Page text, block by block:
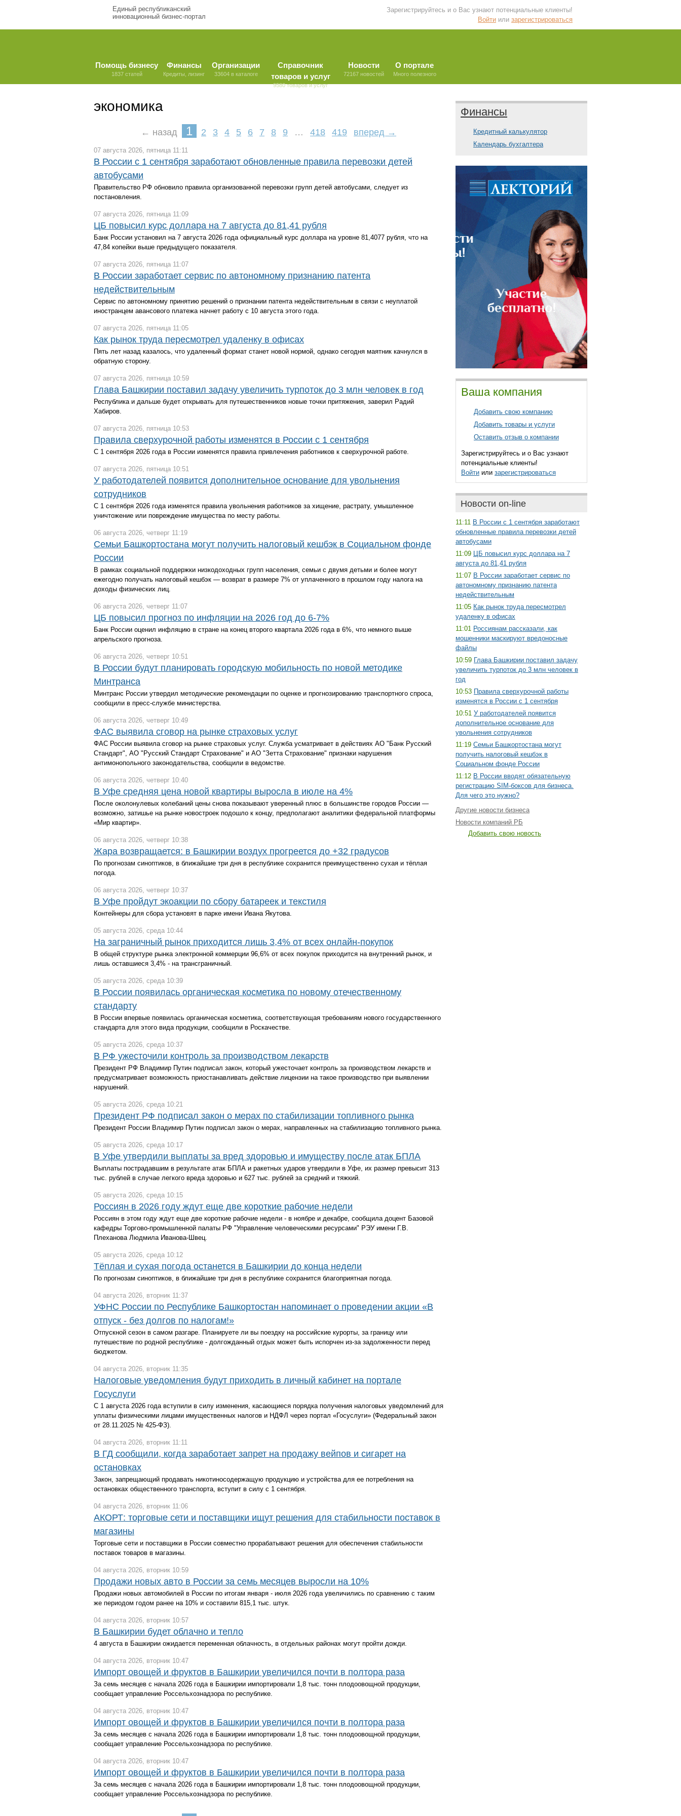
Единый республиканский
инновационный бизнес-портал
Зарегистрируйтесь и о Вас узнают потенциальные клиенты!
Войти или зарегистрироваться
Помощь бизнесу
1837 статей
Финансы
Кредиты, лизинг
Организации
33604 в каталоге
Справочник
товаров и услуг
9580 товаров и услуг
Новости
72167 новостей
О портале
Много полезного
экономика
← назад 1 2 3 4 5 6 7 8 9 … 418 419 вперед →
07 августа 2026, пятница 11:11
В России с 1 сентября заработают обновленные правила перевозки детей
автобусами
Правительство РФ обновило правила организованной перевозки групп детей автобусами, следует из
постановления.
07 августа 2026, пятница 11:09
ЦБ повысил курс доллара на 7 августа до 81,41 рубля
Банк России установил на 7 августа 2026 года официальный курс доллара на уровне 81,4077 рубля, что на
47,84 копейки выше предыдущего показателя.
07 августа 2026, пятница 11:07
В России заработает сервис по автономному признанию патента
недействительным
Сервис по автономному принятию решений о признании патента недействительным в связи с неуплатой
иностранцем авансового платежа начнет работу с 10 августа этого года.
07 августа 2026, пятница 11:05
Как рынок труда пересмотрел удаленку в офисах
Пять лет назад казалось, что удаленный формат станет новой нормой, однако сегодня маятник качнулся в
обратную сторону.
07 августа 2026, пятница 10:59
Глава Башкирии поставил задачу увеличить турпоток до 3 млн человек в год
Республика и дальше будет открывать для путешественников новые точки притяжения, заверил Радий
Хабиров.
07 августа 2026, пятница 10:53
Правила сверхурочной работы изменятся в России с 1 сентября
С 1 сентября 2026 года в России изменятся правила привлечения работников к сверхурочной работе.
07 августа 2026, пятница 10:51
У работодателей появится дополнительное основание для увольнения
сотрудников
С 1 сентября 2026 года изменятся правила увольнения работников за хищение, растрату, умышленное
уничтожение или повреждение имущества по месту работы.
06 августа 2026, четверг 11:19
Семьи Башкортостана могут получить налоговый кешбэк в Социальном фонде
России
В рамках социальной поддержки низкодоходных групп населения, семьи с двумя детьми и более могут
ежегодно получать налоговый кешбэк — возврат в размере 7% от уплаченного в прошлом году налога на
доходы физических лиц.
06 августа 2026, четверг 11:07
ЦБ повысил прогноз по инфляции на 2026 год до 6-7%
Банк России оценил инфляцию в стране на конец второго квартала 2026 года в 6%, что немного выше
апрельского прогноза.
06 августа 2026, четверг 10:51
В России будут планировать городскую мобильность по новой методике
Минтранса
Минтранс России утвердил методические рекомендации по оценке и прогнозированию транспортного спроса,
сообщили в пресс-службе министерства.
06 августа 2026, четверг 10:49
ФАС выявила сговор на рынке страховых услуг
ФАС России выявила сговор на рынке страховых услуг. Служба усматривает в действиях АО "Банк Русский
Стандарт", АО "Русский Стандарт Страхование" и АО "Зетта Страхование" признаки нарушения
антимонопольного законодательства, сообщили в ведомстве.
06 августа 2026, четверг 10:40
В Уфе средняя цена новой квартиры выросла в июле на 4%
После околонулевых колебаний цены снова показывают уверенный плюс в большинстве городов России —
возможно, затишье на рынке новостроек подошло к концу, предполагают аналитики федеральной платформы
«Мир квартир».
06 августа 2026, четверг 10:38
Жара возвращается: в Башкирии воздух прогреется до +32 градусов
По прогнозам синоптиков, в ближайшие три дня в республике сохранится преимущественно сухая и тёплая
погода.
06 августа 2026, четверг 10:37
В Уфе пройдут экоакции по сбору батареек и текстиля
Контейнеры для сбора установят в парке имени Ивана Якутова.
05 августа 2026, среда 10:44
На заграничный рынок приходится лишь 3,4% от всех онлайн-покупок
В общей структуре рынка электронной коммерции 96,6% от всех покупок приходится на внутренний рынок, и
лишь оставшиеся 3,4% - на трансграничный.
05 августа 2026, среда 10:39
В России появилась органическая косметика по новому отечественному
стандарту
В России впервые появилась органическая косметика, соответствующая требованиям нового государственного
стандарта для этого вида продукции, сообщили в Роскачестве.
05 августа 2026, среда 10:37
В РФ ужесточили контроль за производством лекарств
Президент РФ Владимир Путин подписал закон, который ужесточает контроль за производством лекарств и
предусматривает возможность приостанавливать действие лицензии на такое производство при выявлении
нарушений.
05 августа 2026, среда 10:21
Президент РФ подписал закон о мерах по стабилизации топливного рынка
Президент России Владимир Путин подписал закон о мерах, направленных на стабилизацию топливного рынка.
05 августа 2026, среда 10:17
В Уфе утвердили выплаты за вред здоровью и имуществу после атак БПЛА
Выплаты пострадавшим в результате атак БПЛА и ракетных ударов утвердили в Уфе, их размер превысит 313
тыс. рублей в случае легкого вреда здоровью и 627 тыс. рублей за средний и тяжкий.
05 августа 2026, среда 10:15
Россиян в 2026 году ждут еще две короткие рабочие недели
Россиян в этом году ждут еще две короткие рабочие недели - в ноябре и декабре, сообщила доцент Базовой
кафедры Торгово-промышленной палаты РФ "Управление человеческими ресурсами" РЭУ имени Г.В.
Плеханова Людмила Иванова-Швец.
05 августа 2026, среда 10:12
Тёплая и сухая погода останется в Башкирии до конца недели
По прогнозам синоптиков, в ближайшие три дня в республике сохранится благоприятная погода.
04 августа 2026, вторник 11:37
УФНС России по Республике Башкортостан напоминает о проведении акции «В
отпуск - без долгов по налогам!»
Отпускной сезон в самом разгаре. Планируете ли вы поездку на российские курорты, за границу или
путешествие по родной республике - долгожданный отдых может быть испорчен из-за задолженности перед
бюджетом.
04 августа 2026, вторник 11:35
Налоговые уведомления будут приходить в личный кабинет на портале
Госуслуги
С 1 августа 2026 года вступили в силу изменения, касающиеся порядка получения налоговых уведомлений для
уплаты физическими лицами имущественных налогов и НДФЛ через портал «Госуслуги» (Федеральный закон
от 28.11.2025 № 425-ФЗ).
04 августа 2026, вторник 11:11
В ГД сообщили, когда заработает запрет на продажу вейпов и сигарет на
остановках
Закон, запрещающий продавать никотиносодержащую продукцию и устройства для ее потребления на
остановках общественного транспорта, вступит в силу с 1 сентября.
04 августа 2026, вторник 11:06
АКОРТ: торговые сети и поставщики ищут решения для стабильности поставок в
магазины
Торговые сети и поставщики в России совместно прорабатывают решения для обеспечения стабильности
поставок товаров в магазины.
04 августа 2026, вторник 10:59
Продажи новых авто в России за семь месяцев выросли на 10%
Продажи новых автомобилей в России по итогам января - июля 2026 года увеличились по сравнению с таким
же периодом годом ранее на 10% и составили 815,1 тыс. штук.
04 августа 2026, вторник 10:57
В Башкирии будет облачно и тепло
4 августа в Башкирии ожидается переменная облачность, в отдельных районах могут пройти дожди.
04 августа 2026, вторник 10:47
Импорт овощей и фруктов в Башкирии увеличился почти в полтора раза
За семь месяцев с начала 2026 года в Башкирии импортировали 1,8 тыс. тонн плодоовощной продукции,
сообщает управление Россельхознадзора по республике.
04 августа 2026, вторник 10:47
Импорт овощей и фруктов в Башкирии увеличился почти в полтора раза
За семь месяцев с начала 2026 года в Башкирии импортировали 1,8 тыс. тонн плодоовощной продукции,
сообщает управление Россельхознадзора по республике.
04 августа 2026, вторник 10:47
Импорт овощей и фруктов в Башкирии увеличился почти в полтора раза
За семь месяцев с начала 2026 года в Башкирии импортировали 1,8 тыс. тонн плодоовощной продукции,
сообщает управление Россельхознадзора по республике.
Финансы
Кредитный калькулятор
Календарь бухгалтера
Ваша компания
Добавить свою компанию
Добавить товары и услуги
Оставить отзыв о компании
Зарегистрируйтесь и о Вас узнают
потенциальные клиенты!
Войти или зарегистрироваться
Новости on-line
11:11 В России с 1 сентября заработают
обновленные правила перевозки детей
автобусами
11:09 ЦБ повысил курс доллара на 7
августа до 81,41 рубля
11:07 В России заработает сервис по
автономному признанию патента
недействительным
11:05 Как рынок труда пересмотрел
удаленку в офисах
11:01 Россиянам рассказали, как
мошенники маскируют вредоносные
файлы
10:59 Глава Башкирии поставил задачу
увеличить турпоток до 3 млн человек в
год
10:53 Правила сверхурочной работы
изменятся в России с 1 сентября
10:51 У работодателей появится
дополнительное основание для
увольнения сотрудников
11:19 Семьи Башкортостана могут
получить налоговый кешбэк в
Социальном фонде России
11:12 В России вводят обязательную
регистрацию SIM-боксов для бизнеса.
Для чего это нужно?
Другие новости бизнеса
Новости компаний РБ
Добавить свою новость